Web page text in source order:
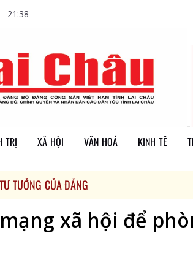
21:38
TRỊ XÃ HỘI VĂN HOÁ KINH TẾ
TƯỞNG CỦA ĐẢNG
xã hội để